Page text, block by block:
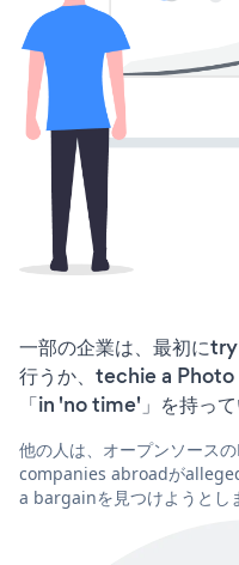
一部の企業は、最初に
行うか、techie a Photo
「in 'no time'」を持って
他の人は、オープンソース
companies abroadが
a bargainを見つけようとし